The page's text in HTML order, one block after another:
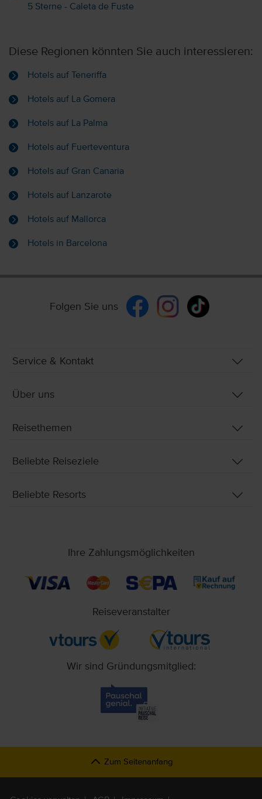
5 Sterne - Caleta de Fuste
Diese Regionen könnten Sie auch interessieren:
Hotels auf Teneriffa
Hotels auf La Gomera
Hotels auf La Palma
Hotels auf Fuerteventura
Hotels auf Gran Canaria
Hotels auf Lanzarote
Hotels auf Mallorca
Hotels in Barcelona
Folgen Sie uns
Service & Kontakt
Über uns
Reisethemen
Beliebte Reiseziele
Beliebte Resorts
Ihre Zahlungsmöglichkeiten
Reiseveranstalter
Wir sind Gründungsmitglied:
Zum Seitenanfang